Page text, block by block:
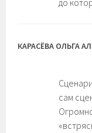
до
КАРАСЁВА ОЛЬГА
сам